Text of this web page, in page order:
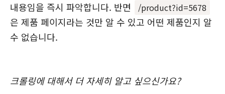
내용임을 즉시 파악합니다. 반면
/product?id=5678
은 제품 페이지라는 것만 알 수 있고 어떤 제품인지 알
수 없습니다.
크롤링에 대해서 더 자세히 알고 싶으신가요?